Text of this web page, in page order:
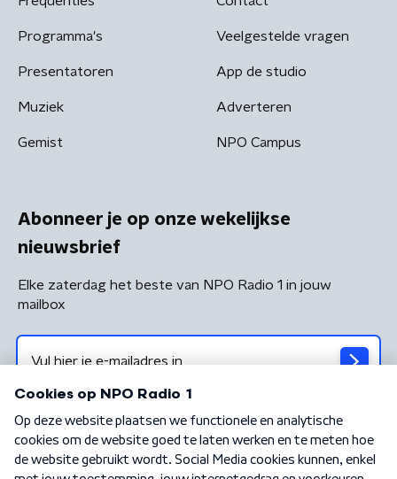
Programma's
Presentatoren
Muziek
Gemist
Veelgestelde vragen
App de studio
Adverteren
NPO Campus
Abonneer je op onze wekelijkse
nieuwsbrief
Elke zaterdag het beste van NPO Radio 1 in jouw
mailbox
Algemene voorwaarden